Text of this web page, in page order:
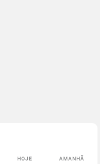
HOJE AMANHÃ